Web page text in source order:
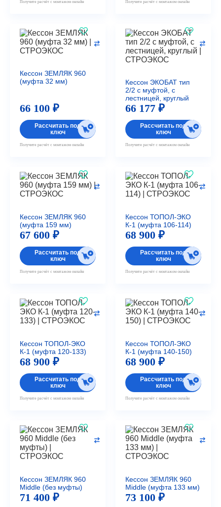
Получите расчёт с монтажом онлайн Получите расчёт с монтажом онлайн
Кессон ЗЕМЛЯК 960
(муфта 32 мм)
66 100 ₽
Рассчитать под
ключ
Получите расчёт с монтажом онлайн
Кессон ЭКОБАТ тип
2/2 с муфтой, с
лестницей, круглый
66 177 ₽
Рассчитать под
ключ
Получите расчёт с монтажом онлайн
Кессон ЗЕМЛЯК 960
(муфта 159 мм)
67 600 ₽
Рассчитать под
ключ
Получите расчёт с монтажом онлайн
Кессон ТОПОЛ-ЭКО
К-1 (муфта 106-114)
68 900 ₽
Рассчитать под
ключ
Получите расчёт с монтажом онлайн
Кессон ТОПОЛ-ЭКО
К-1 (муфта 120-133)
68 900 ₽
Рассчитать под
ключ
Получите расчёт с монтажом онлайн
Кессон ТОПОЛ-ЭКО
К-1 (муфта 140-150)
68 900 ₽
Рассчитать под
ключ
Получите расчёт с монтажом онлайн
Кессон ЗЕМЛЯК 960
Middle (без муфты)
71 400 ₽
Кессон ЗЕМЛЯК 960
Middle (муфта 133 мм)
73 100 ₽